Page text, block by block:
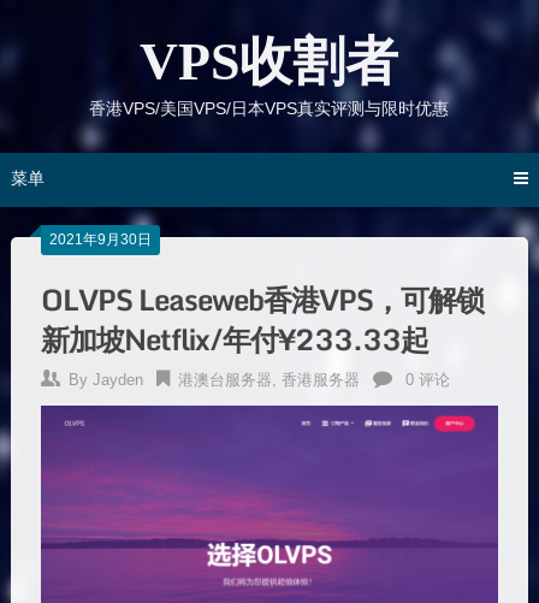
VPS收割者
香港VPS/美国VPS/日本VPS真实评测与限时优惠
菜单
2021年9月30日
OLVPS Leaseweb香港VPS，可解锁
新加坡Netflix/年付¥233.33起
By Jayden 港澳台服务器, 香港服务器 0 评论